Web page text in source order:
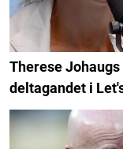
Therese
deltagandet i